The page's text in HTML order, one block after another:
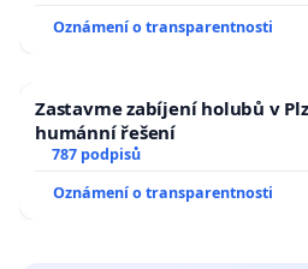
Oznámení o transparentnosti
Zastavme zabíjení holubů v
humánní řešení
787 podpisů
Oznámení o transparentnosti